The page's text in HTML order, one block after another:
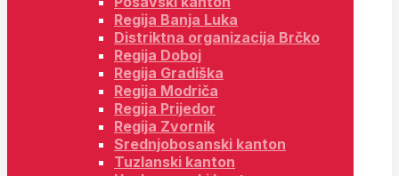
Regija Banja Luka
Distriktna organizacija Brčko
Regija Doboj
Regija Gradiška
Regija Modriča
Regija Prijedor
Regija Zvornik
Srednjobosanski kanton
Tuzlanski kanton